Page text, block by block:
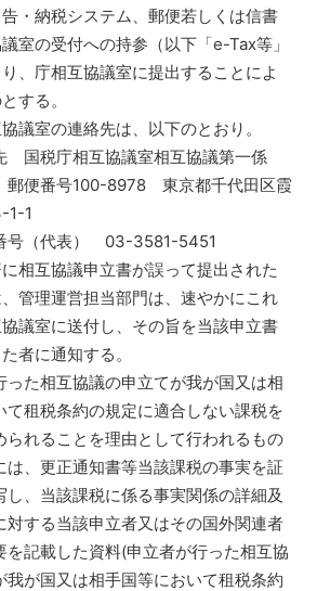
・納税システム、郵便若しくは信書
室の受付への持参（以下「e-Tax等」
、庁相互協議室に提出することによ
する。
議室の連絡先は、以下のとおり。
国税庁相互協議室相互協議第一係
便番号100-8978 東京都千代田区霞
1-1
号（代表） 03-3581-5451
相互協議申立書が誤って提出された
管理運営担当部門は、速やかにこれ
議室に送付し、その旨を当該申立書
者に通知する。
た相互協議の申立てが我が国又は相
て租税条約の規定に適合しない課税を
られることを理由として行われるもの
は、更正通知書等当該課税の事実を証
し、当該課税に係る事実関係の詳細及
対する当該申立者又はその国外関連者
を記載した資料(申立者が行った相互協
我が国又は相手国等において租税条約